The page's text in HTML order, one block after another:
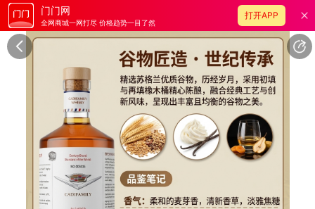
门门网
全网商城一网打尽 价格趋势一目了然
打开APP